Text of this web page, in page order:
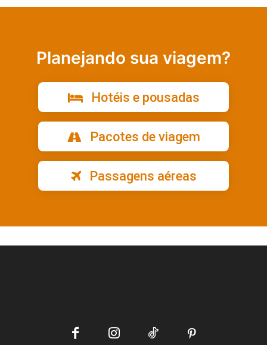
Planejando sua viagem?
Hotéis e pousadas
Pacotes de viagem
Passagens aéreas